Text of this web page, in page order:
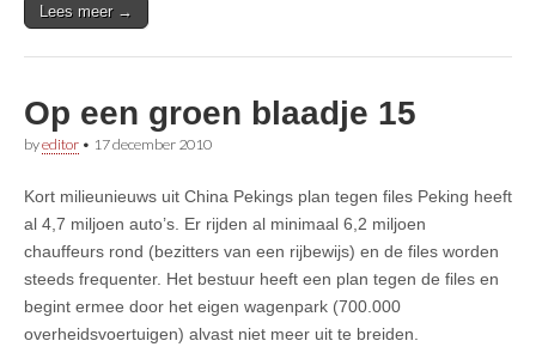
Lees meer →
Op een groen blaadje 15
byeditor • 17 december 2010
Kort milieunieuws uit China Pekings plan tegen files Peking heeft
al 4,7 miljoen auto’s. Er rijden al minimaal 6,2 miljoen
chauffeurs rond (bezitters van een rijbewijs) en de files worden
steeds frequenter. Het bestuur heeft een plan tegen de files en
begint ermee door het eigen wagenpark (700.000
overheidsvoertuigen) alvast niet meer uit te breiden.